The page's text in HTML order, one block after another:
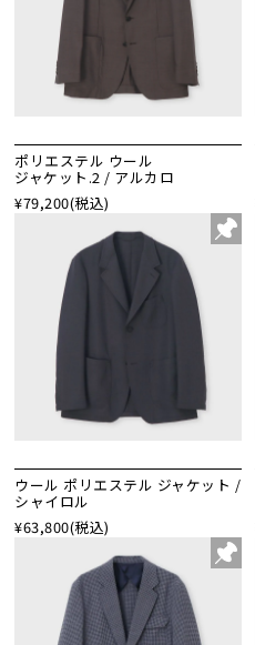
ポリエステル ウール
ジャケット.2 / アルカロ
¥79,200(税込)
ウール ポリエステル ジャケット /
シャイロル
¥63,800(税込)